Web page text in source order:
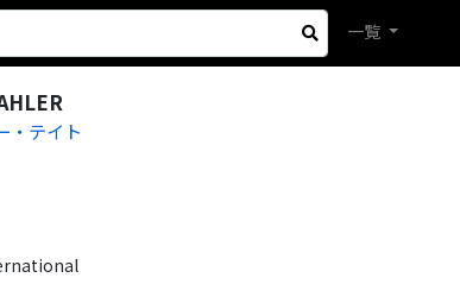
一覧
・テイト